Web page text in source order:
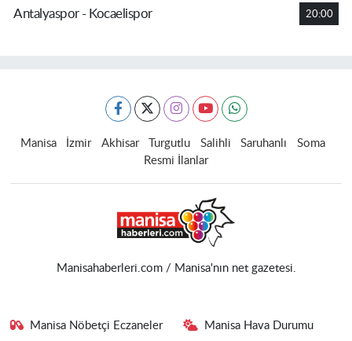
Antalyaspor - Kocaelispor 20:00
Manisa İzmir Akhisar Turgutlu Salihli Saruhanlı
Soma
Resmi İlanlar
Manisahaberleri.com / Manisa'nın net gazetesi.
Manisa Nöbetçi Eczaneler Manisa Hava Durumu